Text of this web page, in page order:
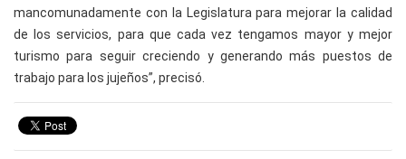
mancomunadamente con la Legislatura para mejorar la calidad
de los servicios, para que cada vez tengamos mayor y mejor
turismo para seguir creciendo y generando más puestos de
trabajo para los jujeños”, precisó.